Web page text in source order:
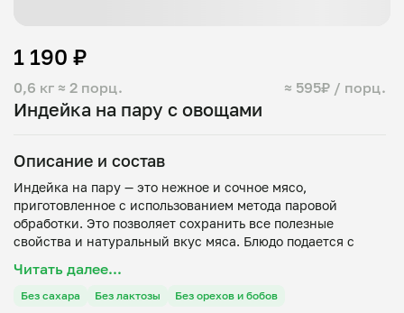
Индейка на пару с овощами
0,6 кг ≈ 2 порц. ≈ 595₽ / порц.
1 190 ₽
Описание и состав
Индейка на пару — это нежное и сочное мясо,
приготовленное с использованием метода паровой
обработки. Это позволяет сохранить все полезные
свойства и натуральный вкус мяса. Блюдо подается с
не только вкусным, но и полезным. Это идеальный выбор
для тех, кто следит за своим питанием и предпочитает
Читать далее...
Без сахара Без лактозы Без орехов и бобов